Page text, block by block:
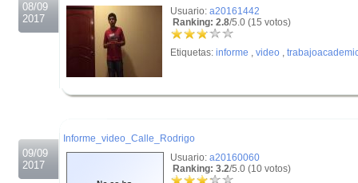
08/09
2017
Usuario: a20161442
Ranking: 2.8/5.0 (15 votos)
Etiquetas: informe , video ,
09/09
2017
Informe_video_Calle_Rodrigo
Usuario: a20160060
Ranking: 3.2/5.0 (10 votos)